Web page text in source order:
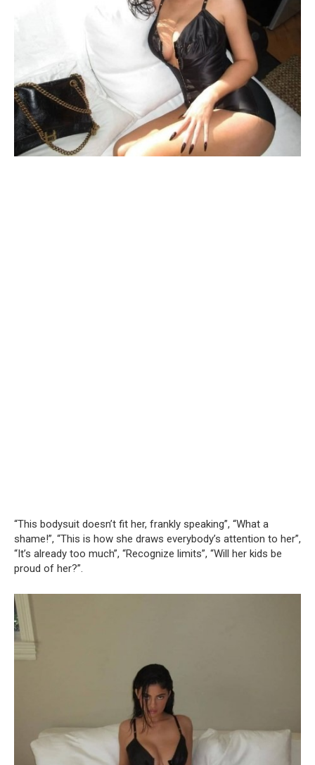
“This bodysuit doesn’t fit her, frankly speaking”, “What a
shame!”, “This is how she draws everybody’s attention to her”,
“It’s already too much”, “Recognize limits”, “Will her kids be
proud of her?”.